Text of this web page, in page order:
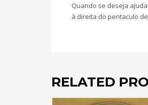
Quando se deseja
à direita do pentaculo
RELATED